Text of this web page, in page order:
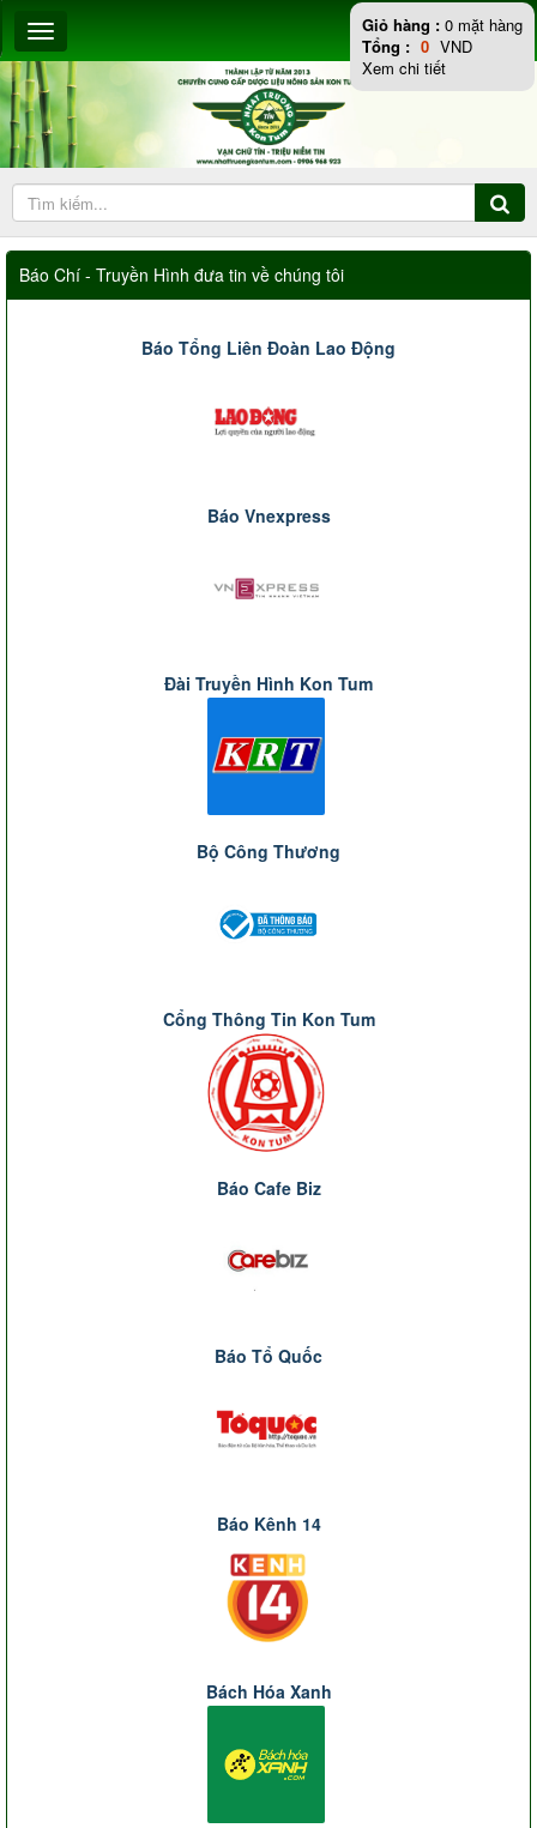
Báo Chí - Truyền Hình đưa tin về chúng tôi
Báo Tổng Liên Đoàn Lao Động
Báo Vnexpress
Đài Truyền Hình Kon Tum
Bộ Công Thương
Cổng Thông Tin Kon Tum
Báo Cafe Biz
Báo Tổ Quốc
Báo Kênh 14
Bách Hóa Xanh
Giỏ hàng : 0 mặt hàng
Tổng : 0 VND
Xem chi tiết